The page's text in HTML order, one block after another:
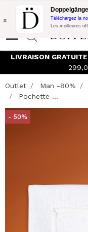
Promo Flash: 10% de
avec
x
Téléchargez la
Les meilleures
LIVRAISON GRATUITE
Outlet Man -80%
Pochette ...
- 50%